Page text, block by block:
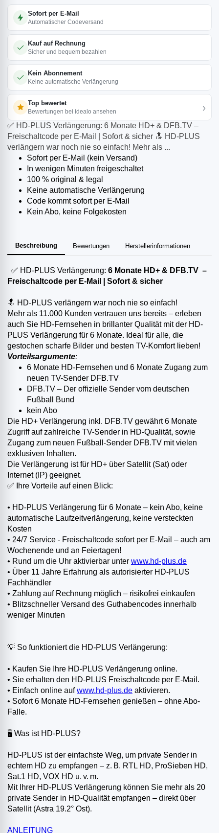
✅ HD-PLUS Verlängerung: 6 Monate HD+ & DFB.TV –
Freischaltcode per E-Mail | Sofort & sicher 🔝 HD-PLUS
verlängern war noch nie so einfach! Mehr als ...
Sofort per E-Mail (kein Versand)
In wenigen Minuten freigeschaltet
100 % original & legal
Keine automatische Verlängerung
Code kommt sofort per E-Mail
Kein Abo, keine Folgekosten
Beschreibung Bewertungen Herstellerinformationen
✅ HD-PLUS Verlängerung: 6 Monate HD+ & DFB.TV –
Freischaltcode per E-Mail | Sofort & sicher
🔝 HD-PLUS verlängern war noch nie so einfach!
Mehr als 11.000 Kunden vertrauen uns bereits – erleben
auch Sie HD-Fernsehen in brillanter Qualität mit der HD-
PLUS Verlängerung für 6 Monate. Ideal für alle, die
gestochen scharfe Bilder und besten TV-Komfort lieben!
Vorteilsargumente:
6 Monate HD-Fernsehen und 6 Monate Zugang zum
neuen TV-Sender DFB.TV
DFB.TV – Der offizielle Sender vom deutschen
Fußball Bund
kein Abo
Die HD+ Verlängerung inkl. DFB.TV gewährt 6 Monate
Zugriff auf zahlreiche TV-Sender in HD-Qualität, sowie
Zugang zum neuen Fußball-Sender DFB.TV mit vielen
exklusiven Inhalten.
Die Verlängerung ist für HD+ über Satellit (Sat) oder
Internet (IP) geeignet.
✅ Ihre Vorteile auf einen Blick:
• HD-PLUS Verlängerung für 6 Monate – kein Abo, keine
automatische Laufzeitverlängerung, keine versteckten
Kosten
• 24/7 Service - Freischaltcode sofort per E-Mail – auch am
Wochenende und an Feiertagen!
• Rund um die Uhr aktivierbar unter www.hd-plus.de
• Über 11 Jahre Erfahrung als autorisierter HD-PLUS
Fachhändler
• Zahlung auf Rechnung möglich – risikofrei einkaufen
• Blitzschneller Versand des Guthabencodes innerhalb
weniger Minuten
💡 So funktioniert die HD-PLUS Verlängerung:
• Kaufen Sie Ihre HD-PLUS Verlängerung online.
• Sie erhalten den HD-PLUS Freischaltcode per E-Mail.
• Einfach online aufwww.hd-plus.de aktivieren.
• Sofort 6 Monate HD-Fernsehen genießen – ohne Abo-
Falle.
🖥️ Was ist HD-PLUS?
HD-PLUS ist der einfachste Weg, um private Sender in
echtem HD zu empfangen – z. B. RTL HD, ProSieben HD,
Sat.1 HD, VOX HD u. v. m.
Mit Ihrer HD-PLUS Verlängerung können Sie mehr als 20
private Sender in HD-Qualität empfangen – direkt über
Satellit (Astra 19.2° Ost).
ANLEITUNG
Sofort per E-Mail
Automatischer Codeversand
Kauf auf Rechnung
Sicher und bequem bezahlen
Kein Abonnement
Keine automatische Verlängerung
Top bewertet
Bewertungen bei idealo ansehen ›